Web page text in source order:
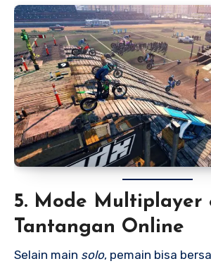
5. Mode Multiplayer
Tantangan Online
Selain main solo, pemain bisa